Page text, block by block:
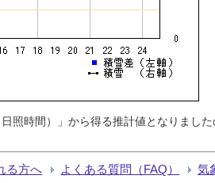
照時間）」から得る推計値となりまし
る方へ よくある質問（FAQ） 気